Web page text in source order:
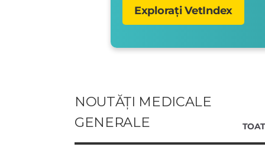
Explorați VetIndex
NOUTĂȚI MEDICALE
GENERALE